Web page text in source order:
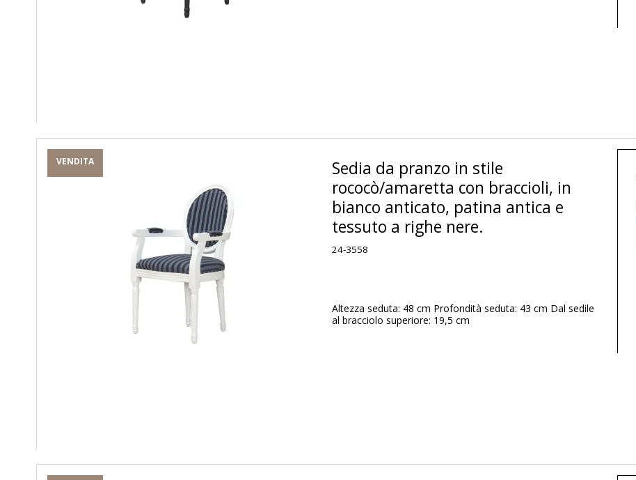
VENDITA
Sedia da pranzo in stile
rococò/amaretta con braccioli, in
bianco anticato, patina antica e
tessuto a righe nere.
24-3558
Altezza seduta: 48 cm Profondità seduta: 43 cm Dal sedile
al bracciolo superiore: 19,5 cm